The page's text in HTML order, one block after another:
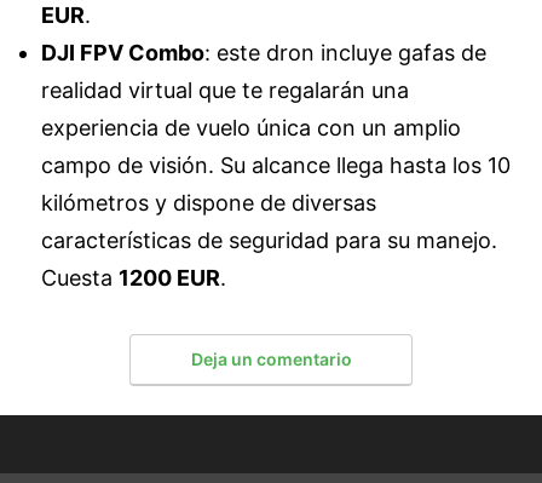
EUR.
DJI FPV Combo: este dron incluye gafas de
realidad virtual que te regalarán una
experiencia de vuelo única con un amplio
campo de visión. Su alcance llega hasta los 10
kilómetros y dispone de diversas
características de seguridad para su manejo.
Cuesta 1200 EUR.
Deja un comentario